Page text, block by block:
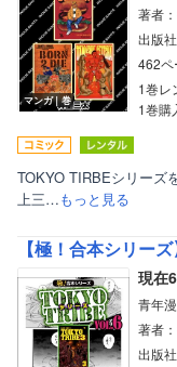
マンガ｜巻
著者
出版
462ペ
1巻レ
1巻購
TOKYO TIRBEシリーズ
上三…もっと見る
【極！合本シリー
現在
青年
著者
出版